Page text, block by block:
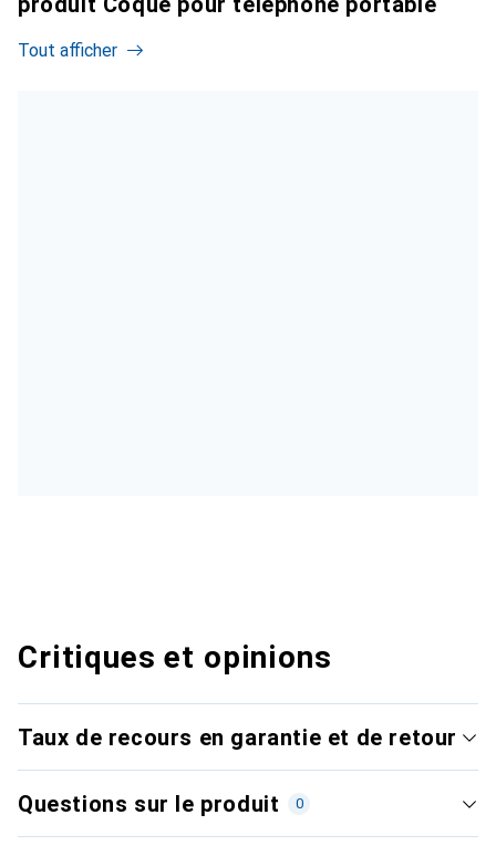
Tout afficher
Critiques et opinions
Taux de recours en garantie et de retour
Questions sur le produit 0